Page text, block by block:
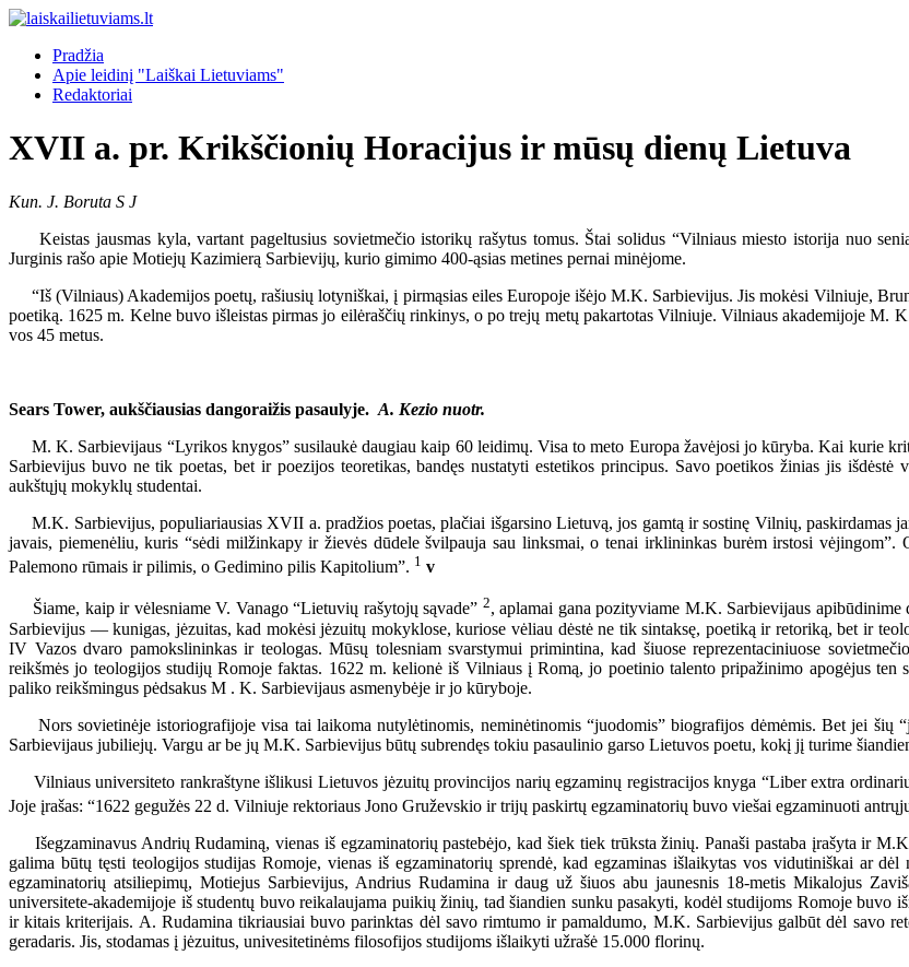
Pradžia
Apie leidinį "Laiškai Lietuviams"
Redaktoriai
XVII a. pr. Krikščionių Horacijus ir mūsų dienų Lietuva
Kun. J. Boruta S J
Keistas jausmas kyla, vartant pageltusius sovietmečio istorikų rašytus tomus. Štai solidus “Vilniaus miesto istorija nuo
Jurginis rašo apie Motiejų Kazimierą Sarbievijų, kurio gimimo 400-ąsias metines pernai minėjome.
“Iš (Vilniaus) Akademijos poetų, rašiusių lotyniškai, į pirmąsias eiles Europoje išėjo M.K. Sarbievijus. Jis mokėsi Vilniuje,
poetiką. 1625 m. Kelne buvo išleistas pirmas jo eilėraščių rinkinys, o po trejų metų pakartotas Vilniuje. Vilniaus akademijoje M.
vos 45 metus.
Sears Tower, aukščiausias dangoraižis pasaulyje. A. Kezio nuotr.
M. K. Sarbievijaus “Lyrikos knygos” susilaukė daugiau kaip 60 leidimų. Visa to meto Europa žavėjosi jo kūryba. Kai kurie
Sarbievijus buvo ne tik poetas, bet ir poezijos teoretikas, bandęs nustatyti estetikos principus. Savo poetikos žinias jis
aukštųjų mokyklų studentai.
M.K. Sarbievijus, populiariausias XVII a. pradžios poetas, plačiai išgarsino Lietuvą, jos gamtą ir sostinę Vilnių, paskirdamas
javais, piemenėliu, kuris “sėdi milžinkapy ir žievės dūdele švilpauja sau linksmai, o tenai irklininkas burėm irstosi
Palemono rūmais ir pilimis, o Gedimino pilis Kapitolium”. 1 v
Šiame, kaip ir vėlesniame V. Vanago “Lietuvių rašytojų sąvade” 2, aplamai gana pozityviame M.K. Sarbievijaus
Sarbievijus — kunigas, jėzuitas, kad mokėsi jėzuitų mokyklose, kuriose vėliau dėstė ne tik sintaksę, poetiką ir retoriką, bet ir
IV Vazos dvaro pamokslininkas ir teologas. Mūsų tolesniam svarstymui primintina, kad šiuose reprezentaciniuose
reikšmės jo teologijos studijų Romoje faktas. 1622 m. kelionė iš Vilniaus į Romą, jo poetinio talento pripažinimo apogėjus
paliko reikšmingus pėdsakus M . K. Sarbievijaus asmenybėje ir jo kūryboje.
Nors sovietinėje istoriografijoje visa tai laikoma nutylėtinomis, neminėtinomis “juodomis” biografijos dėmėmis. Bet jei šių
Sarbievijaus jubiliejų. Vargu ar be jų M.K. Sarbievijus būtų subrendęs tokiu pasaulinio garso Lietuvos poetu, kokį jį turime
Vilniaus universiteto rankraštyne išlikusi Lietuvos jėzuitų provincijos narių egzaminų registracijos knyga “Liber extra
Joje įrašas: “1622 gegužės 22 d. Vilniuje rektoriaus Jono Gruževskio ir trijų paskirtų egzaminatorių buvo viešai egzaminuoti
Išegzaminavus Andrių Rudaminą, vienas iš egzaminatorių pastebėjo, kad šiek tiek trūksta žinių. Panaši pastaba įrašyta ir
galima būtų tęsti teologijos studijas Romoje, vienas iš egzaminatorių sprendė, kad egzaminas išlaikytas vos vidutiniškai ar
egzaminatorių atsiliepimų, Motiejus Sarbievijus, Andrius Rudamina ir daug už šiuos abu jaunesnis 18-metis Mikalojus
universitete-akademijoje iš studentų buvo reikalaujama puikių žinių, tad šiandien sunku pasakyti, kodėl studijoms Romoje buvo
ir kitais kriterijais. A. Rudamina tikriausiai buvo parinktas dėl savo rimtumo ir pamaldumo, M.K. Sarbievijus galbūt dėl savo
geradaris. Jis, stodamas į jėzuitus, univesitetinėms filosofijos studijoms išlaikyti užrašė 15.000 florinų.